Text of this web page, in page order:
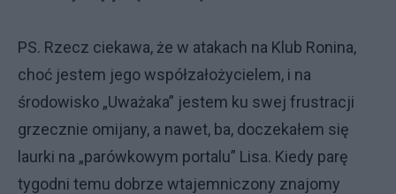
PS. Rzecz ciekawa, że w atakach na Klub Ronina,
choć jestem jego współzałożycielem, i na
środowisko „Uważaka” jestem ku swej frustracji
grzecznie omijany, a nawet, ba, doczekałem się
laurki na „parówkowym portalu” Lisa. Kiedy parę
tygodni temu dobrze wtajemniczony znajomy